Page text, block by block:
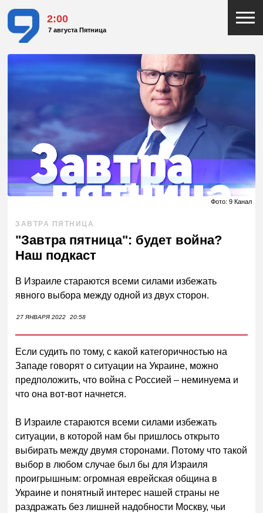
2:00
7 августа Пятница
Фото: 9 Канал
ЗАВТРА ПЯТНИЦА
"Завтра пятница": будет война?
Наш подкаст
В Израиле стараются всеми силами избежать
явного выбора между одной из двух сторон.
27 ЯНВАРЯ 2022 20:58
Если судить по тому, с какой категоричностью на
Западе говорят о ситуации на Украине, можно
предположить, что война с Россией – неминуема и
что она вот-вот начнется.
В Израиле стараются всеми силами избежать
ситуации, в которой нам бы пришлось открыто
выбирать между двумя сторонами. Потому что такой
выбор в любом случае был бы для Израиля
проигрышным: огромная еврейская община в
Украине и понятный интерес нашей страны не
раздражать без лишней надобности Москву, чьи